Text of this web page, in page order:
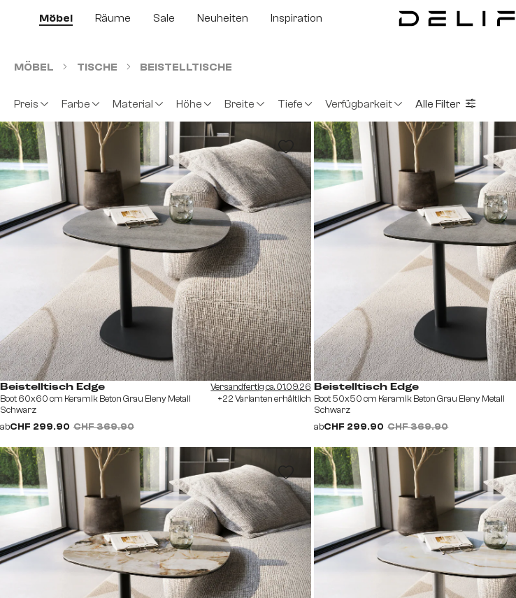
Hauptinhalt springen
Zur Suche springen
Zur Hauptnavigation springen
Möbel Räume Sale Neuheiten Inspiration
MÖBEL TISCHE BEISTELLTISCHE
Preis Farbe Material Höhe Breite Tiefe Verfügbarkeit Alle Filter
Beistelltisch Edge
Boot 60x60 cm Keramik Beton Grau Eleny Metall
Schwarz
abCHF 299.90 CHF 369.90
Versandfertig ca. 01.09.26
+22 Varianten erhältlich
Beistelltisch Edge
Boot 50x50 cm Keramik Beton Grau Eleny Metall
Schwarz
abCHF 299.90 CHF 369.90